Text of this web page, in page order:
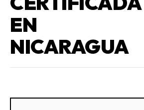
EN
NICARAGUA